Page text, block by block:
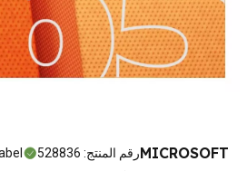
MICROSOFTرقم المنتج:
528836